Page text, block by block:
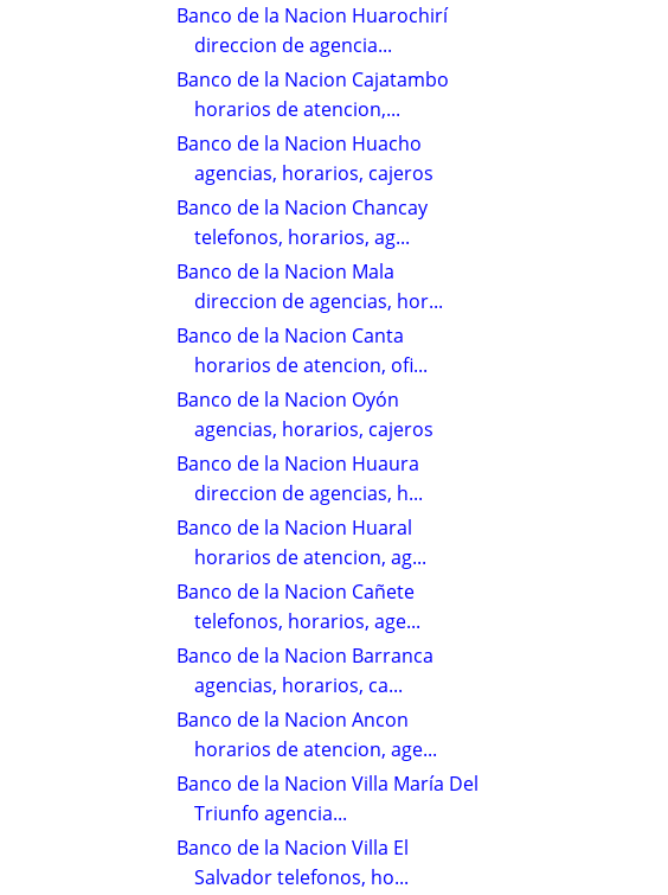
Banco de la Nacion Huarochirí
direccion de agencia...
Banco de la Nacion Cajatambo
horarios de atencion,...
Banco de la Nacion Huacho
agencias, horarios, cajeros
Banco de la Nacion Chancay
telefonos, horarios, ag...
Banco de la Nacion Mala
direccion de agencias, hor...
Banco de la Nacion Canta
horarios de atencion, ofi...
Banco de la Nacion Oyón
agencias, horarios, cajeros
Banco de la Nacion Huaura
direccion de agencias, h...
Banco de la Nacion Huaral
horarios de atencion, ag...
Banco de la Nacion Cañete
telefonos, horarios, age...
Banco de la Nacion Barranca
agencias, horarios, ca...
Banco de la Nacion Ancon
horarios de atencion, age...
Banco de la Nacion Villa María Del
Triunfo agencia...
Banco de la Nacion Villa El
Salvador telefonos, ho...